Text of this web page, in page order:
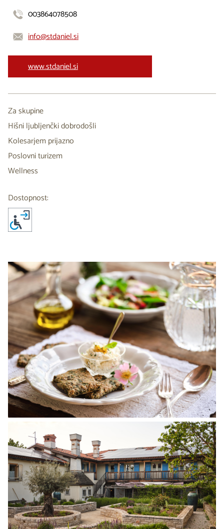
003864078508
info@stdaniel.si
www.stdaniel.si
Za skupine
Hišni ljubljenčki dobrodošli
Kolesarjem prijazno
Poslovni turizem
Wellness
Dostopnost: